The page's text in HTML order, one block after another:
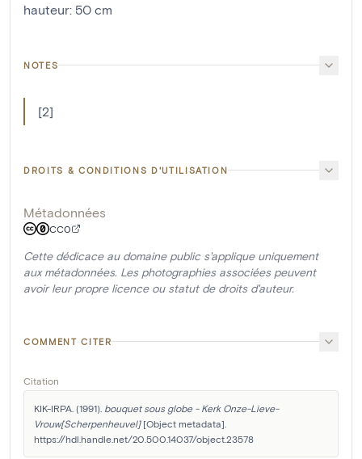
hauteur: 50 cm
NOTES
[2]
DROITS & CONDITIONS D'UTILISATION
Métadonnées
CC0
Cette dédicace au domaine public s'applique uniquement
aux métadonnées. Les photographies associées peuvent
avoir leur propre licence ou statut de droits d'auteur.
COMMENT CITER
Citation
KIK-IRPA. (1991). bouquet sous globe - Kerk Onze-Lieve-
Vrouw[Scherpenheuvel] [Object metadata].
https://hdl.handle.net/20.500.14037/object.23578